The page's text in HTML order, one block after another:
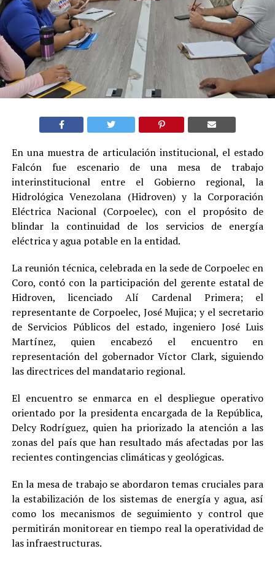
En una muestra de articulación institucional, el estado
Falcón fue escenario de una mesa de trabajo
interinstitucional entre el Gobierno regional, la
Hidrológica Venezolana (Hidroven) y la Corporación
Eléctrica Nacional (Corpoelec), con el propósito de
blindar la continuidad de los servicios de energía
eléctrica y agua potable en la entidad.
La reunión técnica, celebrada en la sede de Corpoelec en
Coro, contó con la participación del gerente estatal de
Hidroven, licenciado Alí Cardenal Primera; el
representante de Corpoelec, José Mujica; y el secretario
de Servicios Públicos del estado, ingeniero José Luis
Martínez, quien encabezó el encuentro en
representación del gobernador Víctor Clark, siguiendo
las directrices del mandatario regional.
El encuentro se enmarca en el despliegue operativo
orientado por la presidenta encargada de la República,
Delcy Rodríguez, quien ha priorizado la atención a las
zonas del país que han resultado más afectadas por las
recientes contingencias climáticas y geológicas.
En la mesa de trabajo se abordaron temas cruciales para
la estabilización de los sistemas de energía y agua, así
como los mecanismos de seguimiento y control que
permitirán monitorear en tiempo real la operatividad de
las infraestructuras.